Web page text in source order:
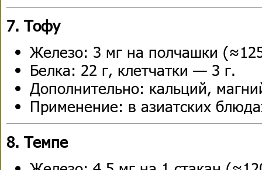
7. Тофу
Железо: 3 мг на полчашки
Белка: 22 г, клетчатки — 3 г.
Дополнительно: кальций,
Применение: в азиатских
8. Темпе